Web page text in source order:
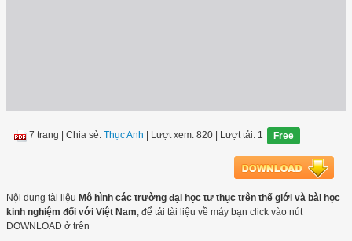
7 trang |Chia sẻ:Thục Anh | Lượt xem: 820 | Lượt tải: 1 Free
Nội dung tài liệu Mô hình các trường đại học tư thục trên thế giới và bài học
kinh nghiệm đối với Việt Nam, để tải tài liệu về máy bạn click vào nút
DOWNLOAD ở trên